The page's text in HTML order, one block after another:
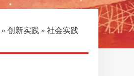
» 创新实践 » 社会实践